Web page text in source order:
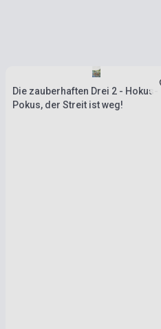
Die zauberhaften Drei 2 - Hokus-
Pokus, der Streit ist weg!